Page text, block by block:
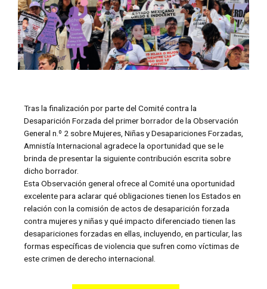
Tras la finalización por parte del Comité contra la
Desaparición Forzada del primer borrador de la Observación
General n.º 2 sobre Mujeres, Niñas y Desapariciones Forzadas,
Amnistía Internacional agradece la oportunidad que se le
brinda de presentar la siguiente contribución escrita sobre
dicho borrador.
Esta Observación general ofrece al Comité una oportunidad
excelente para aclarar qué obligaciones tienen los Estados en
relación con la comisión de actos de desaparición forzada
contra mujeres y niñas y qué impacto diferenciado tienen las
desapariciones forzadas en ellas, incluyendo, en particular, las
formas específicas de violencia que sufren como víctimas de
este crimen de derecho internacional.